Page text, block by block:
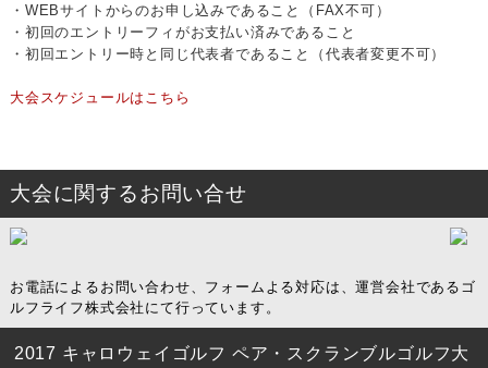
・WEBサイトからのお申し込みであること（FAX不可）
・初回のエントリーフィがお支払い済みであること
・初回エントリー時と同じ代表者であること（代表者変更不可）
大会スケジュールはこちら
大会に関するお問い合せ
お電話によるお問い合わせ、フォームよる対応は、運営会社であるゴ
ルフライフ株式会社にて行っています。
2017 キャロウェイゴルフ ペア・スクランブルゴルフ大